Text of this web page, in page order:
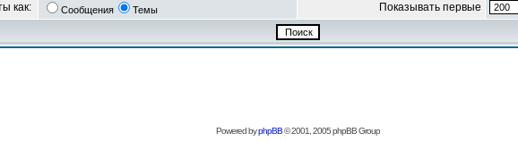
как: Сообщения Темы Показывать первые
Powered byphpBB© 2001, 2005 phpBB Group